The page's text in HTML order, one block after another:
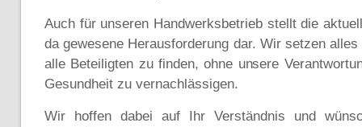
Auch für unseren Handwerksbetrieb stellt die
da gewesene Herausforderung dar. Wir setzen
alle Beteiligten zu finden, ohne unsere
Gesundheit zu vernachlässigen.
Wir hoffen dabei auf Ihr Verständnis und